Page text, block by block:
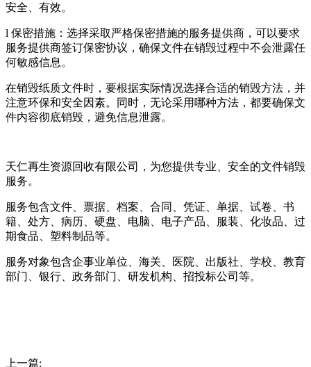
安全、有效。
l 保密措施：选择采取严格保密措施的服务提供商，可以要求
服务提供商签订保密协议，确保文件在销毁过程中不会泄露任
何敏感信息。
在销毁纸质文件时，要根据实际情况选择合适的销毁方法，并
注意环保和安全因素。同时，无论采用哪种方法，都要确保文
件内容彻底销毁，避免信息泄露。
天仁再生资源回收有限公司，为您提供专业、安全的文件销毁
服务。
服务包含文件、票据、档案、合同、凭证、单据、试卷、书
籍、处方、病历、硬盘、电脑、电子产品、服装、化妆品、过
期食品、塑料制品等。
服务对象包含企事业单位、海关、医院、出版社、学校、教育
部门、银行、政务部门、研发机构、招投标公司等。
上一篇: